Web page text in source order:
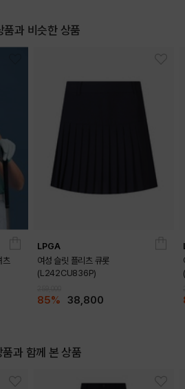
품과 비슷한 상품
츠
LPGA
여성 슬릿 플리츠 큐롯
(L242CU836P)
85% 38,800
품과 함께 본 상품